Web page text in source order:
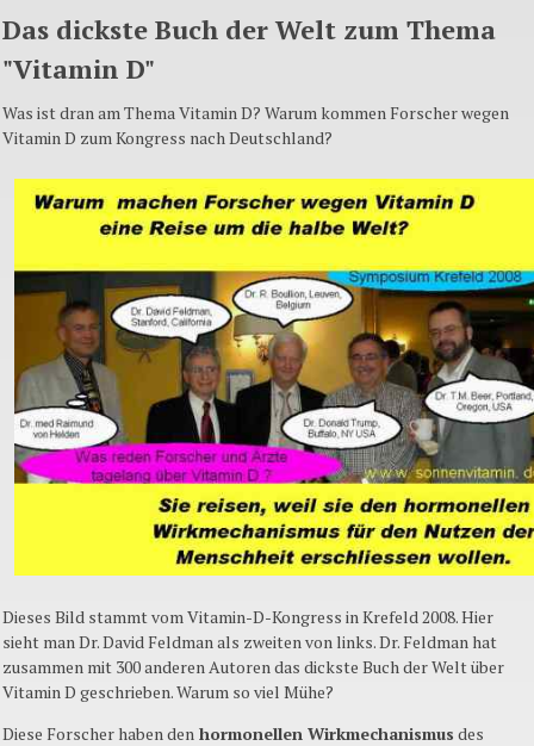
Das dickste Buch der Welt zum Thema
"Vitamin D"
Was ist dran am Thema Vitamin D? Warum kommen Forscher wegen
Vitamin D zum Kongress nach Deutschland?
Dieses Bild stammt vom Vitamin-D-Kongress in Krefeld 2008. Hier
sieht man Dr. David Feldman als zweiten von links. Dr. Feldman hat
zusammen mit 300 anderen Autoren das dickste Buch der Welt über
Vitamin D geschrieben. Warum so viel Mühe?
Diese Forscher haben den hormonellen Wirkmechanismus des